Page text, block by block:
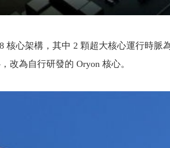
核心架構，其中 2 顆超大核心運行時
改為自行研發的 Oryon 核心。